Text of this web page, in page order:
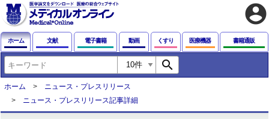
account_circle
ホーム 文献 電子書籍 動画 くすり 医療機器 書籍通販
search
ホーム
ニュース・プレスリリース
ニュース・プレスリリース記事詳細